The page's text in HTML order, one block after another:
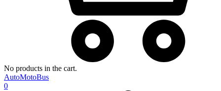
No products in the cart.
AutoMotoBus
0